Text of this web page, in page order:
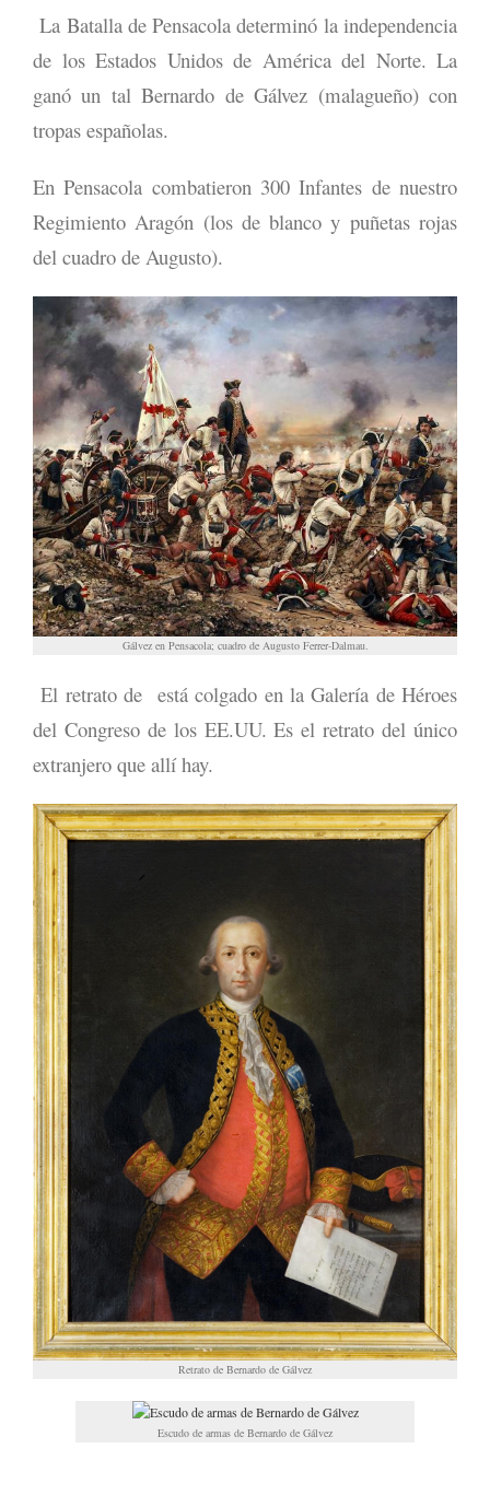
La Batalla de Pensacola determinó la independencia
de los Estados Unidos de América del Norte. La
ganó un tal Bernardo de Gálvez (malagueño) con
tropas españolas.
En Pensacola combatieron 300 Infantes de nuestro
Regimiento Aragón (los de blanco y puñetas rojas
del cuadro de Augusto).
Gálvez en Pensacola; cuadro de Augusto Ferrer-Dalmau.
El retrato de está colgado en la Galería de Héroes
del Congreso de los EE.UU. Es el retrato del único
extranjero que allí hay.
Retrato de Bernardo de Gálvez
Escudo de armas de Bernardo de Gálvez